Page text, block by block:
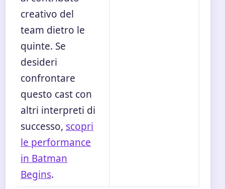
creativo del
team dietro le
quinte. Se
desideri
confrontare
questo cast con
altri interpreti di
successo, scopri
le performance
in Batman
Begins.